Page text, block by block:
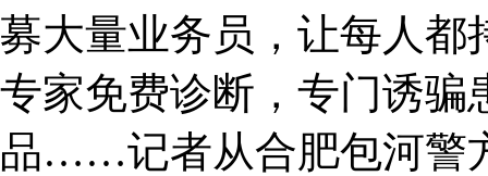
募大量业务员，让每人都
专家免费诊断，专门诱骗
品……记者从合肥包河警